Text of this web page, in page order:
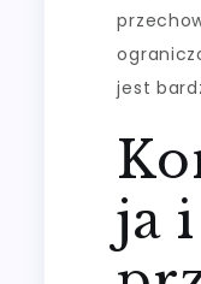
jest
ja i